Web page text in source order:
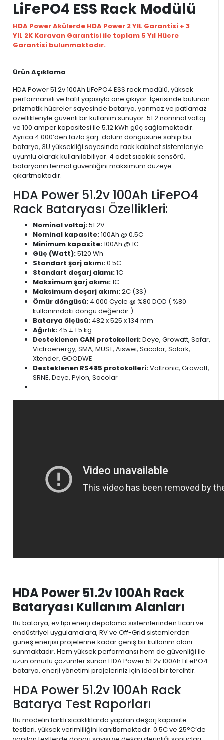
LiFePO4 ESS Rack Modülü
HDA Power Akülerde HDA Power 2 YIL Garantisi + 3
YIL 2K Karavan Garantisi ile toplam 5 Yıl Hücre
Garantisi bulunmaktadır.
Ürün Açıklama
HDA Power 51.2v 100Ah LiFePO4 ESS rack modülü, yüksek
performanslı ve hafif yapısıyla öne çıkıyor. İçerisinde bulunan
prizmatik hücreler sayesinde batarya, yanmaz ve patlamaz
özellikleriyle güvenli bir kullanım sunuyor. 51.2 nominal voltaj
ve 100 amper kapasitesi ile 5.12 kWh güç sağlamaktadır.
Ayrıca 4.000’den fazla şarj-dolum döngüsüne sahip bu
batarya, 3U yüksekliği sayesinde rack kabinet sistemleriyle
uyumlu olarak kullanılabiliyor. 4 adet sıcaklık sensörü,
bataryanın termal güvenliğini maksimum düzeye
çıkartmaktadır.
HDA Power 51.2v 100Ah LiFePO4
Rack Bataryası Özellikleri:
Nominal voltaj:51.2V
Nominal kapasite:100Ah @ 0.5C
Minimum kapasite:100Ah @ 1C
Güç (Watt):5120 Wh
Standart şarj akımı:0.5C
Standart deşarj akımı:1C
Maksimum şarj akımı:1C
Maksimum deşarj akımı:2C (3S)
Ömür döngüsü: 4.000 Cycle @ %80 DOD ( %80
kullanımdaki döngü değeridir )
Batarya ölçüsü: 482 x 525 x 134 mm
Ağırlık: 45 ± 1.5 kg
Desteklenen CAN protokolleri:Deye, Growatt, Sofar,
Victroenergy, SMA, MUST, Aiswei, Sacolar, Solark,
Xtender, GOODWE
Desteklenen RS485 protokolleri:Voltronic, Growatt,
SRNE, Deye, Pylon, Sacolar
HDA Power 51.2v 100Ah Rack
Bataryası Kullanım Alanları
Bu batarya, ev tipi enerji depolama sistemlerinden ticari ve
endüstriyel uygulamalara, RV ve Off-Grid sistemlerden
güneş enerjisi projelerine kadar geniş bir kullanım alanı
sunmaktadır. Hem yüksek performansı hem de güvenliği ile
uzun ömürlü çözümler sunan HDA Power 51.2v 100Ah LiFePO4
batarya, enerji yönetimi projeleriniz için ideal bir tercihtir.
HDA Power 51.2v 100Ah Rack
Batarya Test Raporları
Bu modelin farklı sıcaklıklarda yapılan deşarj kapasite
testleri, yüksek verimliliğini kanıtlamaktadır. 0.5C ve 25°C’de